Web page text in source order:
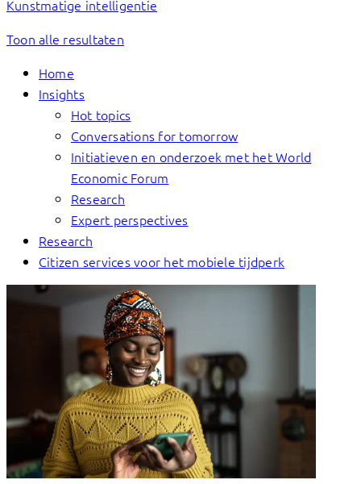
Kunstmatige intelligentie
Toon alle resultaten
Home
Insights
Hot topics
Conversations for tomorrow
Initiatieven en onderzoek met het World
Economic Forum
Research
Expert perspectives
Research
Citizen services voor het mobiele tijdperk